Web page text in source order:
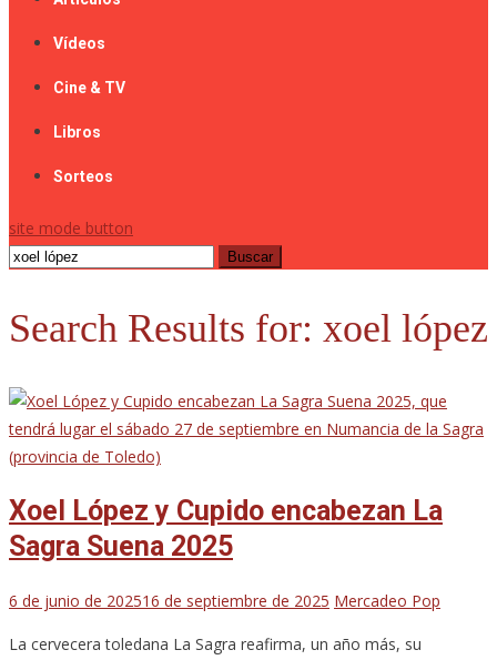
Vídeos
Cine & TV
Libros
Sorteos
site mode button
Buscar:
Search Results for: xoel lópez
Xoel López y Cupido encabezan La
Sagra Suena 2025
6 de junio de 202516 de septiembre de 2025 Mercadeo Pop
La cervecera toledana La Sagra reafirma, un año más, su